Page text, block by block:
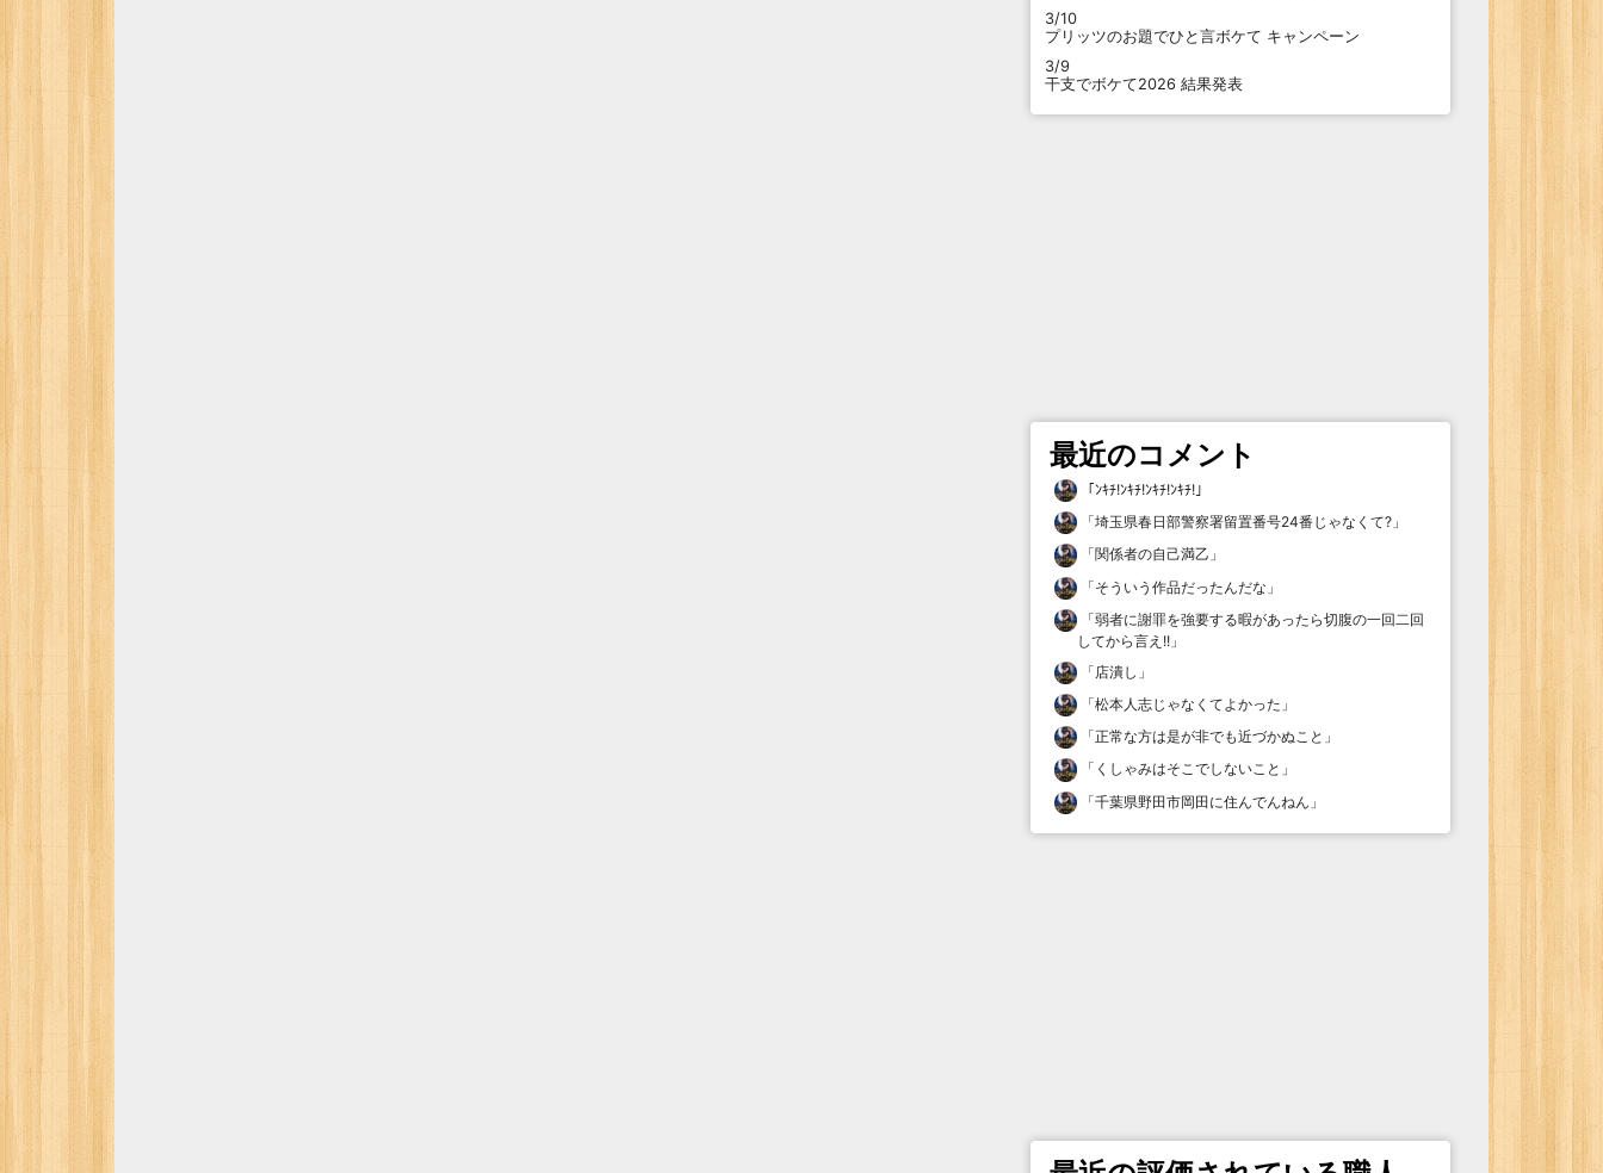
3/10
プリッツのお題でひと言ボケて キャンペーン
3/9
干支でボケて2026 結果発表
最近のコメント
「ﾝｷﾁ!ﾝｷﾁ!ﾝｷﾁ!ﾝｷﾁ! 」
「埼玉県春日部警察署留置番号24番じゃなくて? 」
「関係者の自己満乙 」
「そういう作品だったんだな 」
「弱者に謝罪を強要する暇があったら切腹の一回二回
してから言え!! 」
「 店潰し 」
「松本人志じゃなくてよかった 」
「正常な方は是が非でも近づかぬこと 」
「 くしゃみはそこでしないこと 」
「千葉県野田市岡田に住んでんねん 」